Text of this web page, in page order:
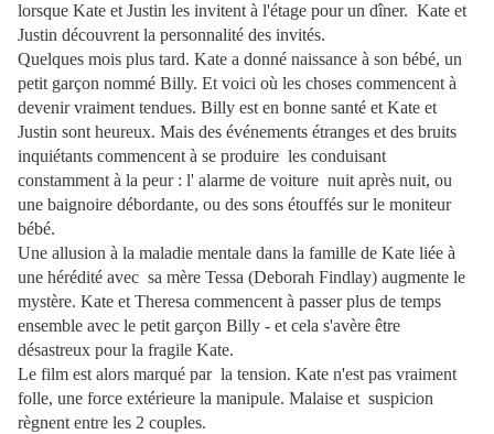
lorsque Kate et Justin les invitent à l'étage pour un dîner. Kate et
Justin découvrent la personnalité des invités.
Quelques mois plus tard. Kate a donné naissance à son bébé, un
petit garçon nommé Billy. Et voici où les choses commencent à
devenir vraiment tendues. Billy est en bonne santé et Kate et
Justin sont heureux. Mais des événements étranges et des bruits
inquiétants commencent à se produire les conduisant
constamment à la peur : l' alarme de voiture nuit après nuit, ou
une baignoire débordante, ou des sons étouffés sur le moniteur
bébé.
Une allusion à la maladie mentale dans la famille de Kate liée à
une hérédité avec sa mère Tessa (Deborah Findlay) augmente le
mystère. Kate et Theresa commencent à passer plus de temps
ensemble avec le petit garçon Billy - et cela s'avère être
désastreux pour la fragile Kate.
Le film est alors marqué par la tension. Kate n'est pas vraiment
folle, une force extérieure la manipule. Malaise et suspicion
règnent entre les 2 couples.